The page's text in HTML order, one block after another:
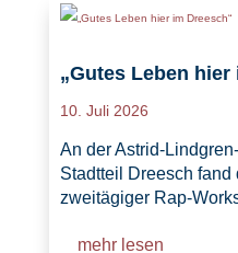
„Gutes Leben hier
10. Juli 2026
An der Astrid-
Stadtteil Dreesch fand
zweitägiger Rap-
mehr lesen